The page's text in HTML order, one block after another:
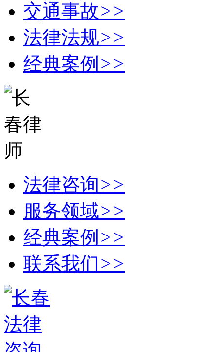
交通事故>>
法律法规>>
经典案例 >>
法律咨询>>
服务领域>>
经典案例 >>
联系我们>>